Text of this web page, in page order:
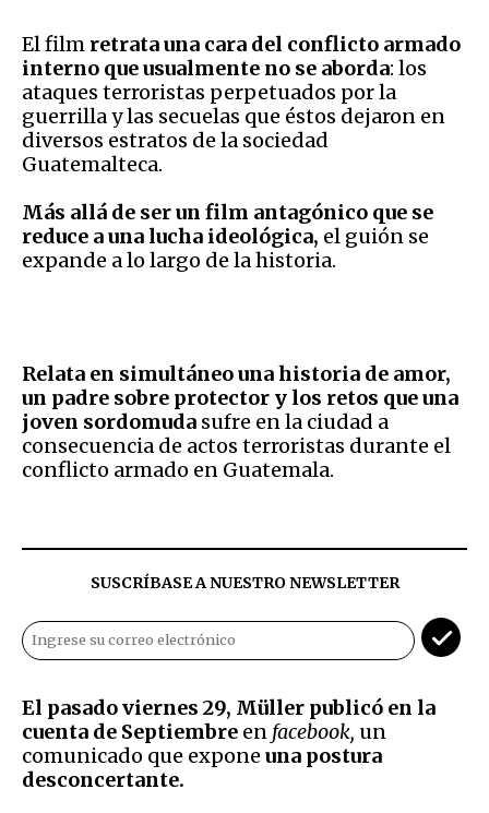
El film retrata una cara del conflicto armado
interno que usualmente no se aborda: los
ataques terroristas perpetuados por la
guerrilla y las secuelas que éstos dejaron en
diversos estratos de la sociedad
Guatemalteca.
Más allá de ser un film antagónico que se
reduce a una lucha ideológica, el guión se
expande a lo largo de la historia.
Relata en simultáneo una historia de amor,
un padre sobre protector y los retos que una
joven sordomuda sufre en la ciudad a
consecuencia de actos terroristas durante el
conflicto armado en Guatemala.
SUSCRÍBASE A NUESTRO NEWSLETTER
El pasado viernes 29, Müller publicó en la
cuenta de Septiembre en facebook, un
comunicado que expone una postura
desconcertante.